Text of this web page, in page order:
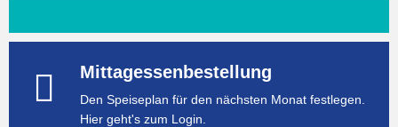
Mittagessenbestellung
Den Speiseplan für den nächsten Monat festlegen.
Hier geht's zum Login.